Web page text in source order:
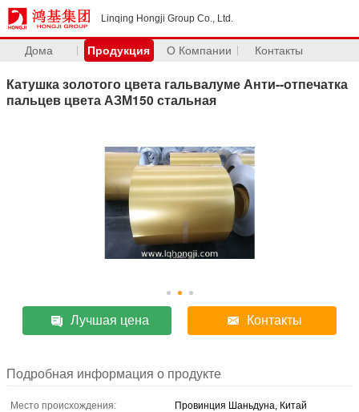
Linqing Hongji Group Co., Ltd.
Дома Продукция О Компании Контакты
Катушка золотого цвета гальвалуме Анти--отпечатка
пальцев цвета АЗМ150 стальная
Лучшая цена Контакты
Подробная информация о продукте
Место происхождения:
Провинция Шаньдуна, Китай